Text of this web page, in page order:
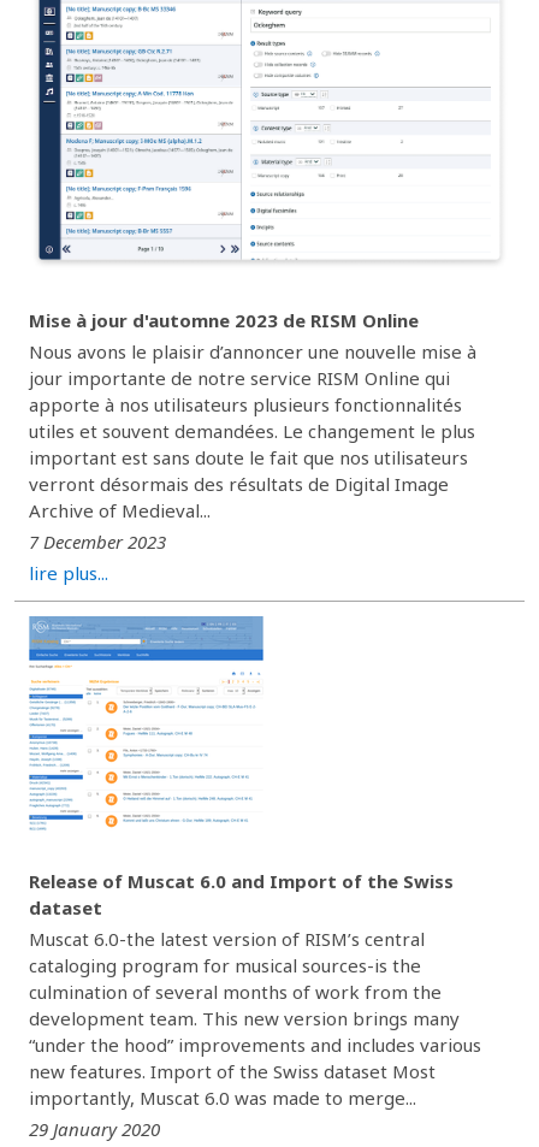
Mise à jour d'automne 2023 de RISM Online
Nous avons le plaisir d’annoncer une nouvelle mise à
jour importante de notre service RISM Online qui
apporte à nos utilisateurs plusieurs fonctionnalités
utiles et souvent demandées. Le changement le plus
important est sans doute le fait que nos utilisateurs
verront désormais des résultats de Digital Image
Archive of Medieval...
7 December 2023
lire plus...
Release of Muscat 6.0 and Import of the Swiss
dataset
Muscat 6.0-the latest version of RISM’s central
cataloging program for musical sources-is the
culmination of several months of work from the
development team. This new version brings many
“under the hood” improvements and includes various
new features. Import of the Swiss dataset Most
importantly, Muscat 6.0 was made to merge...
29 January 2020